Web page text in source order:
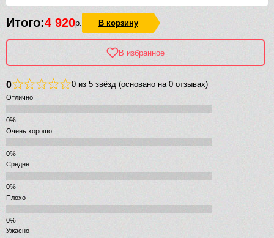
Итого:4 920р. В корзину
В избранное
0 0 из 5 звёзд (основано на 0 отзывах)
Отлично
Очень хорошо
Средне
Плохо
Ужасно